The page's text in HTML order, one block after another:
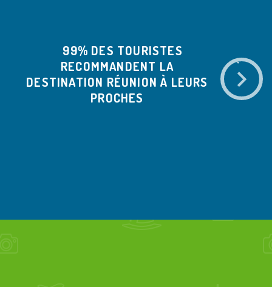
99% DES TOURISTES
RECOMMANDENT LA
DESTINATION RÉUNION À LEURS
PROCHES
ÉTÉ